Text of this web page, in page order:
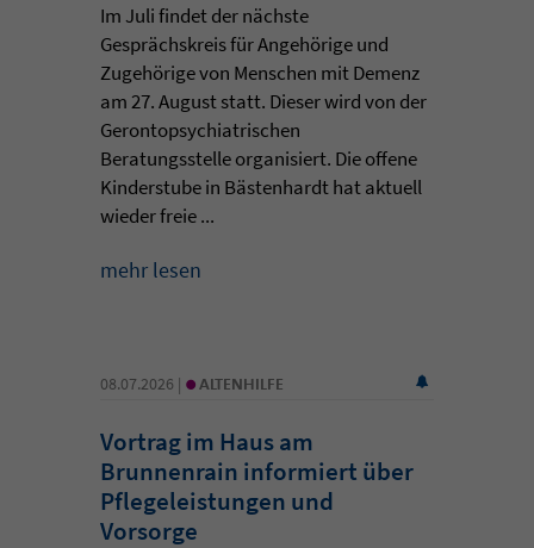
Im Juli findet der nächste
Gesprächskreis für Angehörige und
Zugehörige von Menschen mit Demenz
am 27. August statt. Dieser wird von der
Gerontopsychiatrischen
Beratungsstelle organisiert. Die offene
Kinderstube in Bästenhardt hat aktuell
wieder freie ...
mehr lesen
08.07.2026 | • ALTENHILFE
Vortrag im Haus am
Brunnenrain informiert über
Pflegeleistungen und
Vorsorge